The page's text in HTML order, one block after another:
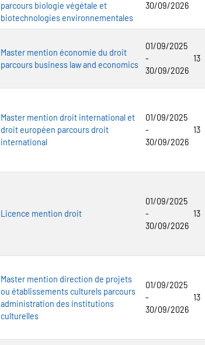
parcours biologie végétale et
biotechnologies environnementales
30/09/2026
Master mention économie du droit
parcours business law and economics
01/09/2025
-
30/09/2026
13
Master mention droit international et
droit européen parcours droit
international
01/09/2025
-
30/09/2026
13
Licence mention droit
01/09/2025
-
30/09/2026
13
Master mention direction de projets
ou établissements culturels parcours
administration des institutions
culturelles
01/09/2025
-
30/09/2026
13